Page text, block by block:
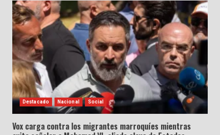
Destacado Nacional Social
Vox carga contra los migrantes marroquíes mientras